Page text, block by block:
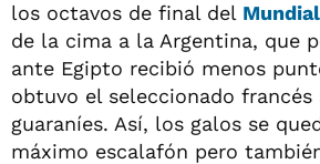
los octavos de final del
de la cima a la Argentina, que
ante Egipto recibió menos
obtuvo el seleccionado francés
guaraníes. Así, los galos se
máximo escalafón pero